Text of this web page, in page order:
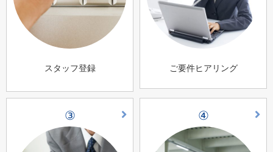
スタッフ登録 ご要件ヒアリング
③ ④